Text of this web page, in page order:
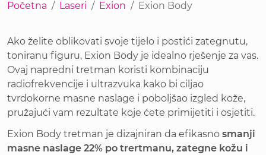
Početna Laseri Exion Exion Body
Ako želite oblikovati svoje tijelo i postići zategnutu,
toniranu figuru, Exion Body je idealno rješenje za vas.
Ovaj napredni tretman koristi kombinaciju
radiofrekvencije i ultrazvuka kako bi ciljao
tvrdokorne masne naslage i poboljšao izgled kože,
pružajući vam rezultate koje ćete primijetiti i osjetiti.
Exion Body tretman je dizajniran da efikasno smanji
masne naslage 22% po trertmanu, zategne kožu i